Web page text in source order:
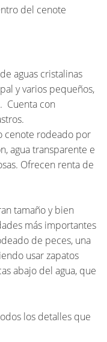
del cenote
aguas cristalinas
y varios pequeños,
Cuenta con
cenote rodeado por
agua transparente e
Ofrecen renta de
tamaño y bien
más importantes
de peces, una
usar zapatos
abajo del agua, que
los detalles que